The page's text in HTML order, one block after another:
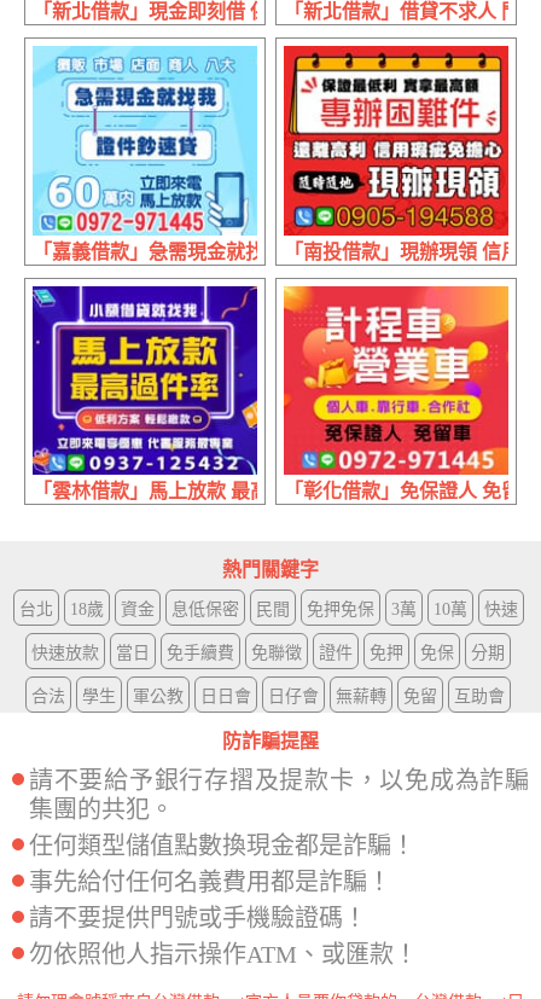
「新北借款」現金即刻借 保證月息不催繳 | 60萬內 不限行
「新北借款」借貸不求人 門
「嘉義借款」急需現金就找我 證件超速貸 | 60萬內 來電立
「南投借款」現辦現領 信用
「雲林借款」馬上放款 最高過件率 | 低利方案 輕鬆繳款
「彰化借款」免保證人 免留
熱門關鍵字
台北 18歲 資金 息低保密 民間 免押免保 3萬 10萬 快速
快速放款 當日 免手續費 免聯徵 證件 免押 免保 分期
合法 學生 軍公教 日日會 日仔會 無薪轉 免留 互助會
防詐騙提醒
請不要給予銀行存摺及提款卡，以免成為詐騙
集團的共犯。
任何類型儲值點數換現金都是詐騙！
事先給付任何名義費用都是詐騙！
請不要提供門號或手機驗證碼！
勿依照他人指示操作ATM、或匯款！